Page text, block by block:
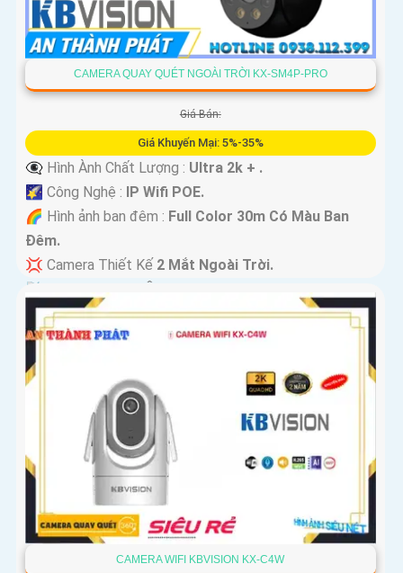
CAMERA QUAY QUÉT NGOÀI TRỜI KX-SM4P-PRO
Giá Bán:
Giá Khuyến Mại: 5%-35%
👁️‍🗨 Hình Ành Chất Lượng : Ultra 2k + .
🌠 Công Nghệ : IP Wifi POE.
🌈 Hình ảnh ban đêm : Full Color 30m Có Màu Ban
Ðêm.
💢 Camera Thiết Kế 2 Mắt Ngoài Trời.
️📡 Tích Hợp :
CAMERA WIFI KBVISION KX-C4W